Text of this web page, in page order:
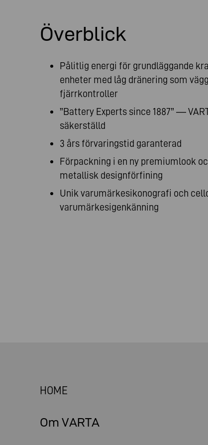
Överblick
Pålitlig energi för grundläggande
enheter med låg dränering som
fjärrkontroller
”Battery Experts since 1887” —
säkerställd
3 års förvaringstid garanterad
Förpackning i en ny premiumlook
metallisk designförfining
Unik varumärkesikonografi och
varumärkesigenkänning
HOME
Om VARTA